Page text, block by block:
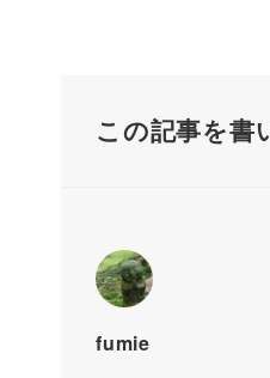
この記事を書
fumie